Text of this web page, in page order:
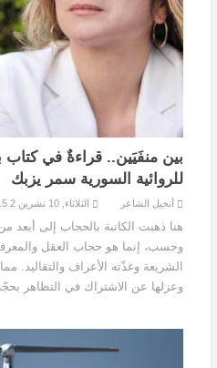
بين منفَيَين.. قراءةٌ في كتاب
للروائية السورية سمر يزبك
أنجيل الشاعر الثلاثاء, 10 تشرين 2 2015
هنا ذهبت الكاتبة بالحجاب إلى
وحسب، إنما هو حجاب العقل
الشريعة وغذّته الأعراف والتقاليد.
وعزلها عن الاشتراك في التظاهر